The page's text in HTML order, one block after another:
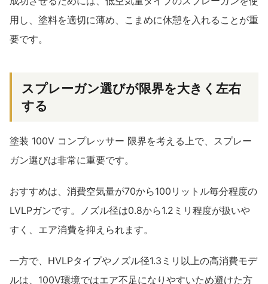
用し、塗料を適切に薄め、こまめに休憩を入れることが重
要です。
スプレーガン選びが限界を大きく左右
する
塗装 100V コンプレッサー 限界を考える上で、スプレー
ガン選びは非常に重要です。
おすすめは、消費空気量が70から100リットル毎分程度の
LVLPガンです。ノズル径は0.8から1.2ミリ程度が扱いや
すく、エア消費を抑えられます。
一方で、HVLPタイプやノズル径1.3ミリ以上の高消費モデ
ルは、100V環境ではエア不足になりやすいため避けた方